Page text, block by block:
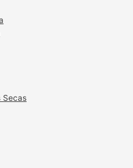
Secas